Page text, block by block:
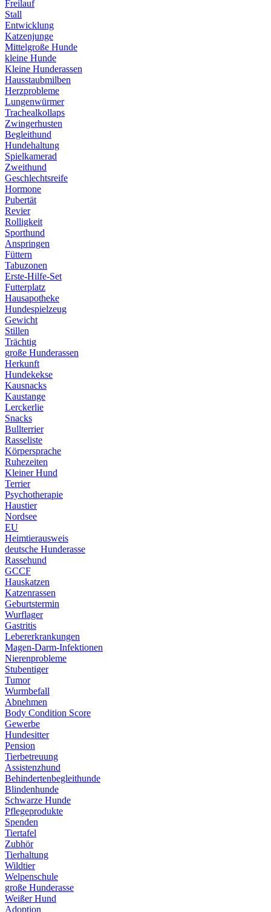
Freilauf
Stall
Entwicklung
Katzenjunge
Mittelgroße Hunde
kleine Hunde
Kleine Hunderassen
Hausstaubmilben
Herzprobleme
Lungenwürmer
Trachealkollaps
Zwingerhusten
Begleithund
Hundehaltung
Spielkamerad
Zweithund
Geschlechtsreife
Hormone
Pubertät
Revier
Rolligkeit
Sporthund
Anspringen
Füttern
Tabuzonen
Erste-Hilfe-Set
Futterplatz
Hausapotheke
Hundespielzeug
Gewicht
Stillen
Trächtig
große Hunderassen
Herkunft
Hundekekse
Kausnacks
Kaustange
Lerckerlie
Snacks
Bullterrier
Rasseliste
Körpersprache
Ruhezeiten
Kleiner Hund
Terrier
Psychotherapie
Haustier
Nordsee
EU
Heimtierausweis
deutsche Hunderasse
Rassehund
GCCF
Hauskatzen
Katzenrassen
Geburtstermin
Wurflager
Gastritis
Lebererkrankungen
Magen-Darm-Infektionen
Nierenprobleme
Stubentiger
Tumor
Wurmbefall
Abnehmen
Body Condition Score
Gewerbe
Hundesitter
Pension
Tierbetreuung
Assistenzhund
Behindertenbegleithunde
Blindenhunde
Schwarze Hunde
Pflegeprodukte
Spenden
Tiertafel
Zubhör
Tierhaltung
Wildtier
Welpenschule
große Hunderasse
Weißer Hund
Adoption